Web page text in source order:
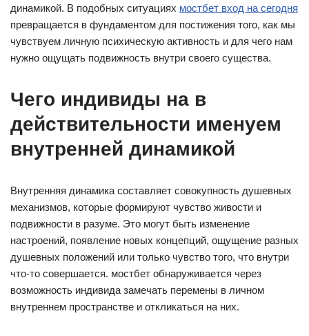
динамикой. В подобных ситуациях мостбет вход на сегодня
превращается в фундаментом для постижения того, как мы
чувствуем личную психическую активность и для чего нам
нужно ощущать подвижность внутри своего существа.
Чего индивиды на в
действительности именуем
внутренней динамикой
Внутренняя динамика составляет совокупность душевных
механизмов, которые формируют чувство живости и
подвижности в разуме. Это могут быть изменение
настроений, появление новых концепций, ощущение разных
душевных положений или только чувство того, что внутри
что-то совершается. мостбет обнаруживается через
возможность индивида замечать перемены в личном
внутреннем пространстве и откликаться на них.